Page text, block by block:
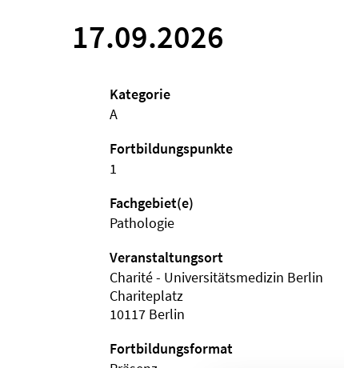
17.09.2026
Kategorie
A
Fortbildungspunkte
1
Fachgebiet(e)
Pathologie
Veranstaltungsort
Charité - Universitätsmedizin Berlin
Chariteplatz
10117 Berlin
Fortbildungsformat